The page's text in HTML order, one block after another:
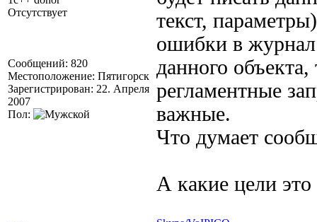
Отсутствует
Сообщений: 820
Местоположение: Пятигорск
Зарегистрирован: 22. Апреля
2007
Пол:
текст,
ошибки в журнал
данного
регламентные
важные.
Что думает
А какие цели это